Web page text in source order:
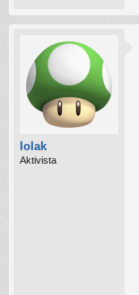
lolak
Aktivista